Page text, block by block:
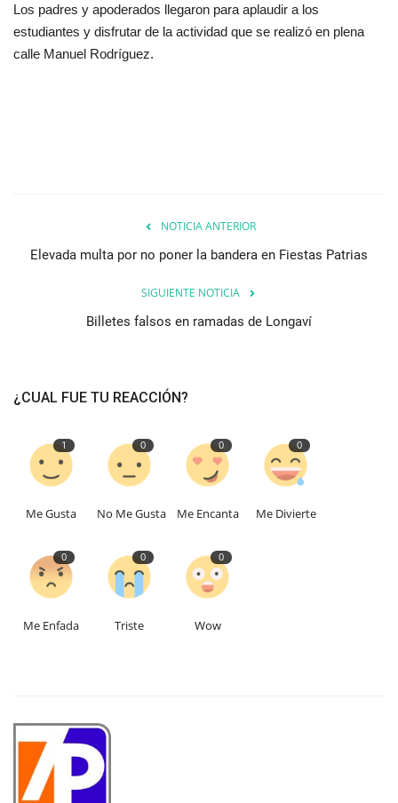
Los padres y apoderados llegaron para aplaudir a los
estudiantes y disfrutar de la actividad que se realizó en plena
calle Manuel Rodríguez.
NOTICIA ANTERIOR
Elevada multa por no poner la bandera en Fiestas Patrias
SIGUIENTE NOTICIA
Billetes falsos en ramadas de Longaví
¿CUAL FUE TU REACCIÓN?
1
Me Gusta
0
No Me Gusta
0
Me Encanta
0
Me Divierte
0
Me Enfada
0
Triste
0
Wow